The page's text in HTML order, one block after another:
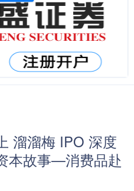
溜溜梅 IPO 深度
本故事—消费品赴